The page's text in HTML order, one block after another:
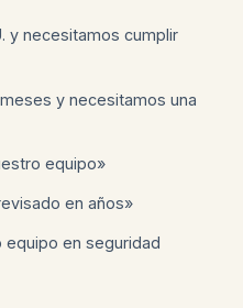
y necesitamos cumplir
y necesitamos una
equipo»
en años»
equipo en seguridad